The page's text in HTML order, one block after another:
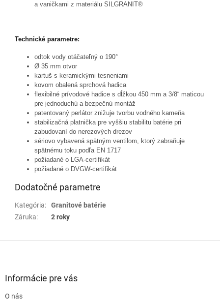
a vaničkami z materiálu SILGRANIT®
Technické parametre:
odtok vody otáčateľný o 190°
Ø 35 mm otvor
kartuš s keramickými tesneniami
kovom obalená sprchová hadica
flexibilné prívodové hadice s dĺžkou 450 mm a 3/8“ maticou
pre jednoduchú a bezpečnú montáž
patentovaný perlátor znižuje tvorbu vodného kameňa
stabilizačná platnička pre vyššiu stabilitu batérie pri
zabudovaní do nerezových drezov
sériovo vybavená spätným ventilom, ktorý zabraňuje
spätnému toku podľa EN 1717
požiadané o LGA-certifikát
požiadané o DVGW-certifikát
Dodatočné parametre
Kategória:
Granitové batérie
Záruka: 2 roky
Informácie pre vás
O nás